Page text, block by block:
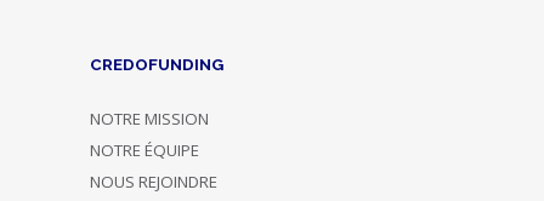
CREDOFUNDING
NOTRE MISSION
NOTRE ÉQUIPE
NOUS REJOINDRE